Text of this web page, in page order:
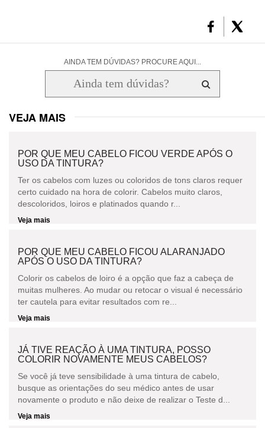
AINDA TEM DÚVIDAS? PROCURE AQUI...
VEJA MAIS
POR QUE MEU CABELO FICOU VERDE APÓS O
USO DA TINTURA?
Ter os cabelos com luzes ou coloridos de tons claros requer
certo cuidado na hora de colorir. Cabelos muito claros,
descoloridos, loiros e platinados quando r...
Veja mais
POR QUE MEU CABELO FICOU ALARANJADO
APÓS O USO DA TINTURA?
Colorir os cabelos de loiro é a opção que faz a cabeça de
muitas mulheres. Ao mudar ou retocar o visual é necessário
ter cautela para evitar resultados com re...
Veja mais
JÁ TIVE REAÇÃO À UMA TINTURA, POSSO
COLORIR NOVAMENTE MEUS CABELOS?
Se você já teve sensibilidade à uma tintura de cabelo,
busque as orientações do seu médico antes de usar
novamente o produto e não deixe de realizar o Teste d...
Veja mais